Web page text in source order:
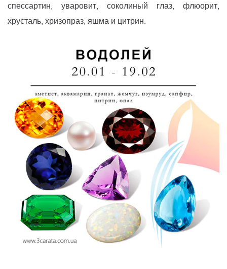
спессартин, уваровит, соколиный глаз, флюорит,
хрусталь, хризопраз, яшма и цитрин.